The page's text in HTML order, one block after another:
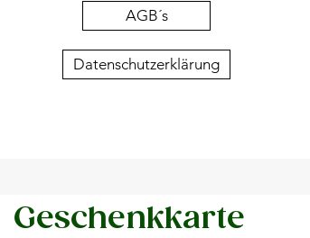
AGB´s
Datenschutzerklärung
Geschenkkarte